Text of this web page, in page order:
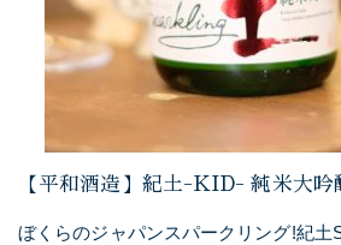
【平和酒造】紀土-KID- 純米大
ぼくらのジャパンスパークリング!紀土